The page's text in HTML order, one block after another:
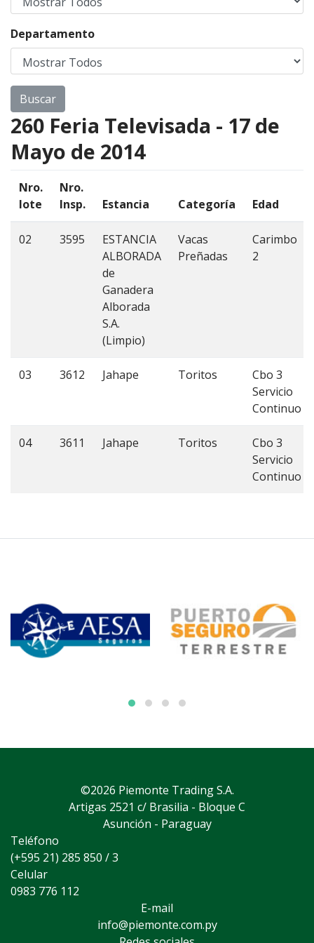
Departamento
260 Feria Televisada - 17 de
Mayo de 2014
Nro.
lote
Nro.
Insp.
Estancia Categoría Edad
02 3595
ESTANCIA
ALBORADA
de
Ganadera
Alborada
S.A.
(Limpio)
Vacas
Preñadas
Carimbo
2
03 3612 Jahape Toritos
Cbo 3
Servicio
Continuo
04 3611 Jahape Toritos
Cbo 3
Servicio
Continuo
©2026 Piemonte Trading S.A.
Artigas 2521 c/ Brasilia - Bloque C
Asunción - Paraguay
Teléfono
(+595 21) 285 850 / 3
Celular
0983 776 112
E-mail
info@piemonte.com.py